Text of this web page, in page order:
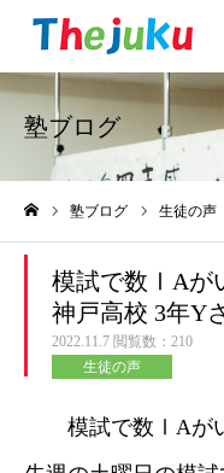
塾ブログ
塾ブログ 生徒の声
模試で数ⅠAが
神戸高校 3年Y
2022.11.7 閲覧数：210
生徒の声
模試で数ⅠAが